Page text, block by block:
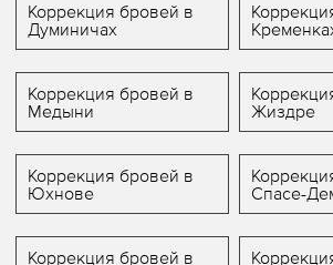
Коррекция бровей в
Думиничах
Коррекция бровей в
Медыни
Жиздре
Коррекция бровей в
Юхнове
Спасе-
Коррекция бровей в